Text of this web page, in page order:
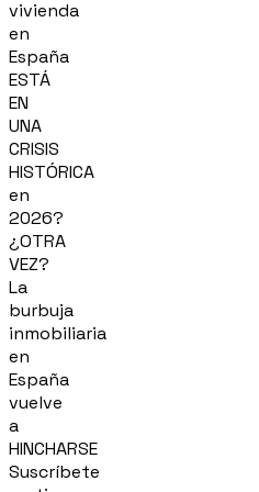
vivienda
en
España
ESTÁ
EN
UNA
CRISIS
HISTÓRICA
en
2026?
¿OTRA
VEZ?
La
burbuja
inmobiliaria
en
España
vuelve
a
HINCHARSE
Suscríbete